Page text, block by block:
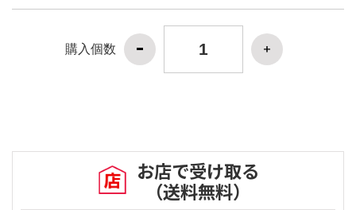
購入個数
お店で受け取る
（送料無料）